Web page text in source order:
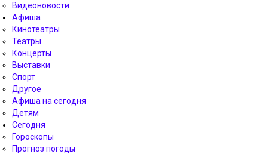
Видеоновости
Афиша
Кинотеатры
Театры
Концерты
Выставки
Спорт
Другое
Афиша на сегодня
Детям
Сегодня
Гороскопы
Прогноз погоды